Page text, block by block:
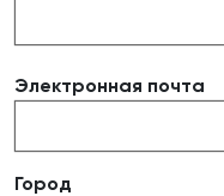
Электронная почта
Город